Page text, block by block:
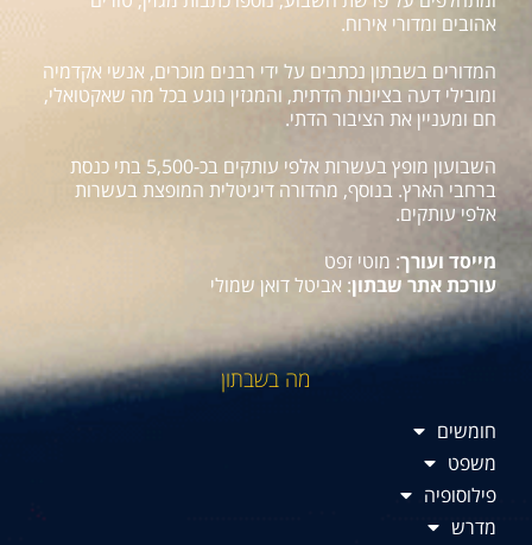
אהובים ומדורי אירוח.
המדורים בשבתון נכתבים על ידי רבנים מוכרים, אנשי אקדמיה
ומובילי דעה בציונות הדתית, והמגזין נוגע בכל מה שאקטואלי,
חם ומעניין את הציבור הדתי.
השבועון מופץ בעשרות אלפי עותקים בכ-5,500 בתי כנסת
ברחבי הארץ. בנוסף, מהדורה דיגיטלית המופצת בעשרות
אלפי עותקים.
מייסד ועורך: מוטי זפט
עורכת אתר שבתון: אביטל דואן שמולי
מה בשבתון
חומשים
משפט
פילוסופיה
מדרש